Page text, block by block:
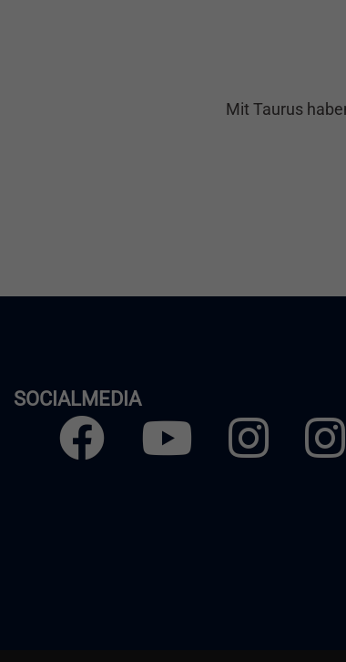
Mit Taurus
SOCIALMEDIA
Facebook Youtube
Instagram
Herren